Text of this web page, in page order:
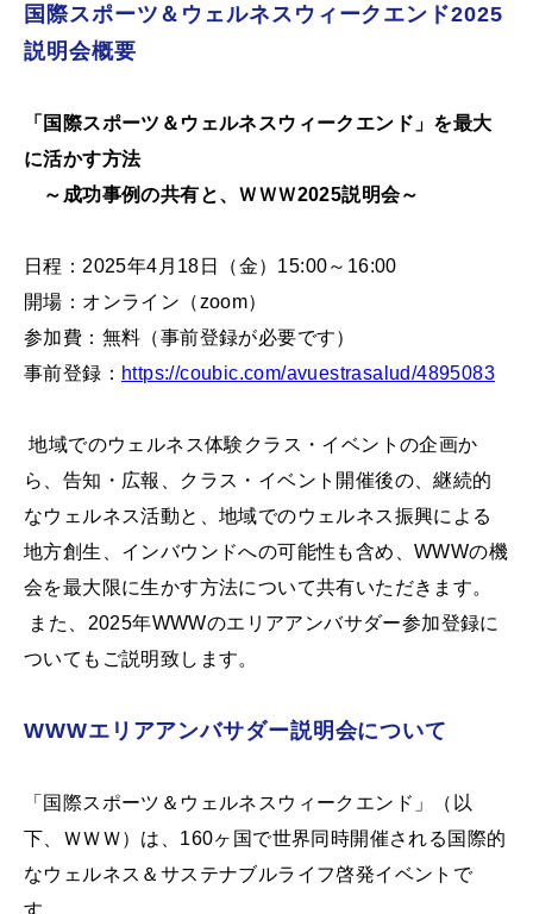
国際スポーツ＆ウェルネスウィークエンド2025
説明会概要
「国際スポーツ＆ウェルネスウィークエンド」を最大
に活かす方法
～成功事例の共有と、ＷＷＷ2025説明会～
日程：2025年4月18日（金）15:00～16:00
開場：オンライン（zoom）
参加費：無料（事前登録が必要です）
事前登録： https://coubic.com/avuestrasalud/4895083
地域でのウェルネス体験クラス・イベントの企画か
ら、告知・広報、クラス・イベント開催後の、継続的
なウェルネス活動と、地域でのウェルネス振興による
地方創生、インバウンドへの可能性も含め、WWWの機
会を最大限に生かす方法について共有いただきます。
また、2025年WWWのエリアアンバサダー参加登録に
ついてもご説明致します。
WWWエリアアンバサダー説明会について
「国際スポーツ＆ウェルネスウィークエンド」（以
下、ＷＷＷ）は、160ヶ国で世界同時開催される国際的
なウェルネス＆サステナブルライフ啓発イベントで
す。